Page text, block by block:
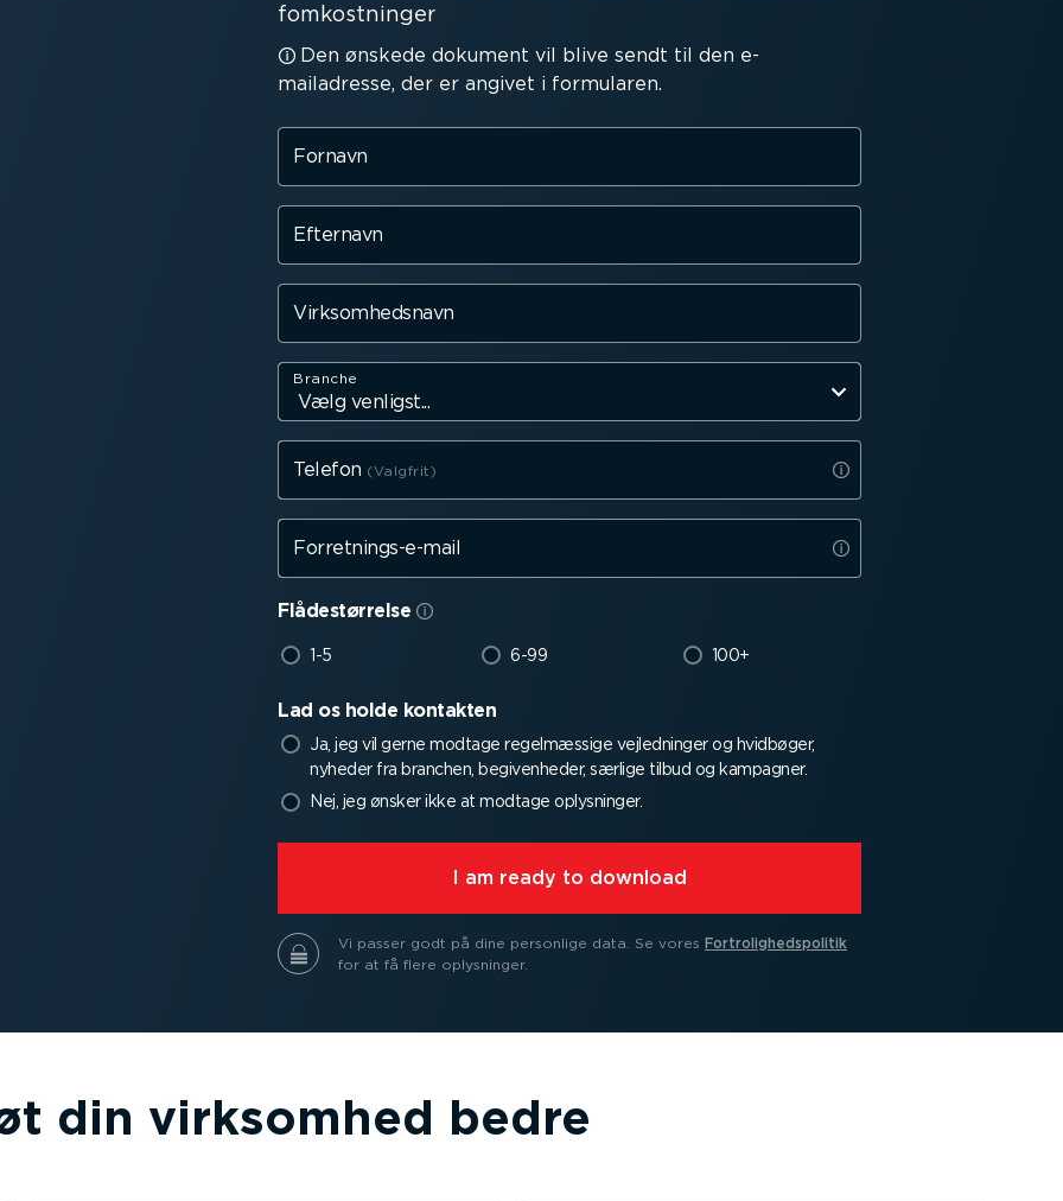
fom­kost­ninger
Den ønskede dokument vil blive sendt til den e-
mailadresse, der er angivet i formularen.
Fornavn
Efternavn
Virksom­hedsnavn
Branche
Telefon
Forret­nings­-e-mail
Flåde­stør­relse
1-5 6-99 100+
Lad os holde kontakten
Ja, jeg vil gerne modtage regel­mæssige vejled­ninger og hvidbøger,
nyheder fra branchen, begiven­heder, særlige tilbud og kampagner.
Nej, jeg ønsker ikke at modtage oplysninger.
⁠I am ready to download
Vi passer godt på dine personlige data. Se vores Fortro­lig­heds­po­litik
for at få flere oplysninger.
din virksomhed bedre